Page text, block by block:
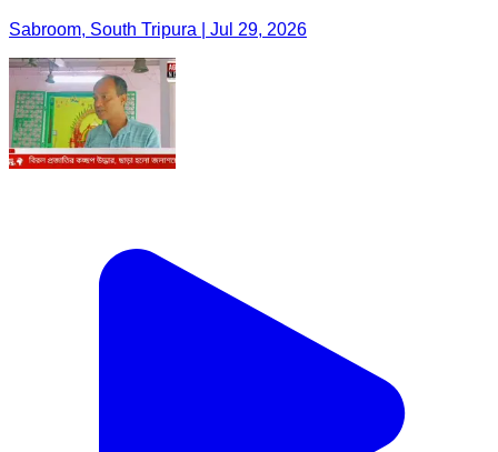
Sabroom, South Tripura | Jul 29, 2026